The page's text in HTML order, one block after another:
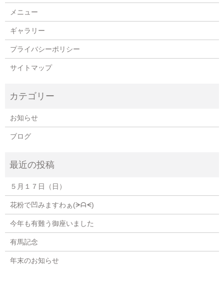
メニュー
ギャラリー
プライバシーポリシー
サイトマップ
お知らせ
ブログ
５月１７日（日）
花粉で凹みますわぁ(⁠ᗒ⁠ᗩ⁠ᗕ⁠)
今年も有難う御座いました
有馬記念
年末のお知らせ